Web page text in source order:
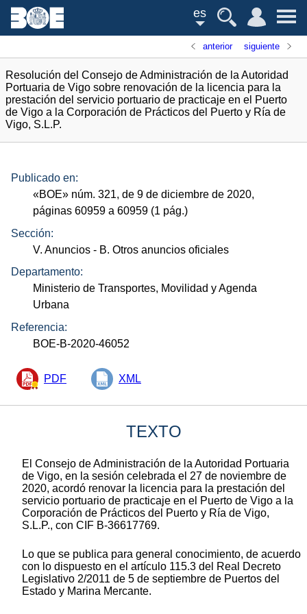
es
anterior siguiente
Resolución del Consejo de Administración de la Autoridad
Portuaria de Vigo sobre renovación de la licencia para la
prestación del servicio portuario de practicaje en el Puerto
de Vigo a la Corporación de Prácticos del Puerto y Ría de
Vigo, S.L.P.
Publicado en:
«BOE» núm. 321, de 9 de diciembre de 2020,
páginas 60959 a 60959 (1 pág.)
Sección:
V. Anuncios - B. Otros anuncios oficiales
Departamento:
Ministerio de Transportes, Movilidad y Agenda
Urbana
Referencia:
BOE-B-2020-46052
PDF XML
TEXTO
El Consejo de Administración de la Autoridad Portuaria
de Vigo, en la sesión celebrada el 27 de noviembre de
2020, acordó renovar la licencia para la prestación del
servicio portuario de practicaje en el Puerto de Vigo a la
Corporación de Prácticos del Puerto y Ría de Vigo,
S.L.P., con CIF B-36617769.
Lo que se publica para general conocimiento, de acuerdo
con lo dispuesto en el artículo 115.3 del Real Decreto
Legislativo 2/2011 de 5 de septiembre de Puertos del
Estado y Marina Mercante.